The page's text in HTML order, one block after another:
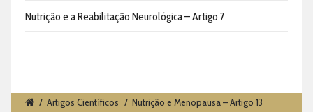
Nutrição e a Reabilitação Neurológica – Artigo 7
/ Artigos Científicos / Nutrição e Menopausa – Artigo 13